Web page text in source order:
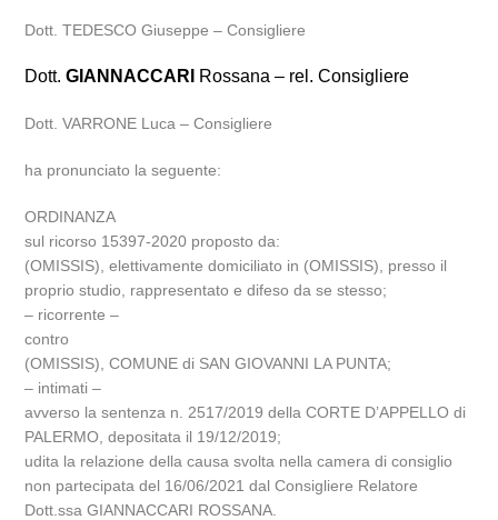
Dott. TEDESCO Giuseppe – Consigliere
Dott.GIANNACCARI Rossana – rel. Consigliere
Dott. VARRONE Luca – Consigliere
ha pronunciato la seguente:
ORDINANZA
sul ricorso 15397-2020 proposto da:
(OMISSIS), elettivamente domiciliato in (OMISSIS), presso il
proprio studio, rappresentato e difeso da se stesso;
– ricorrente –
contro
(OMISSIS), COMUNE di SAN GIOVANNI LA PUNTA;
– intimati –
avverso la sentenza n. 2517/2019 della CORTE D’APPELLO di
PALERMO, depositata il 19/12/2019;
udita la relazione della causa svolta nella camera di consiglio
non partecipata del 16/06/2021 dal Consigliere Relatore
Dott.ssa GIANNACCARI ROSSANA.